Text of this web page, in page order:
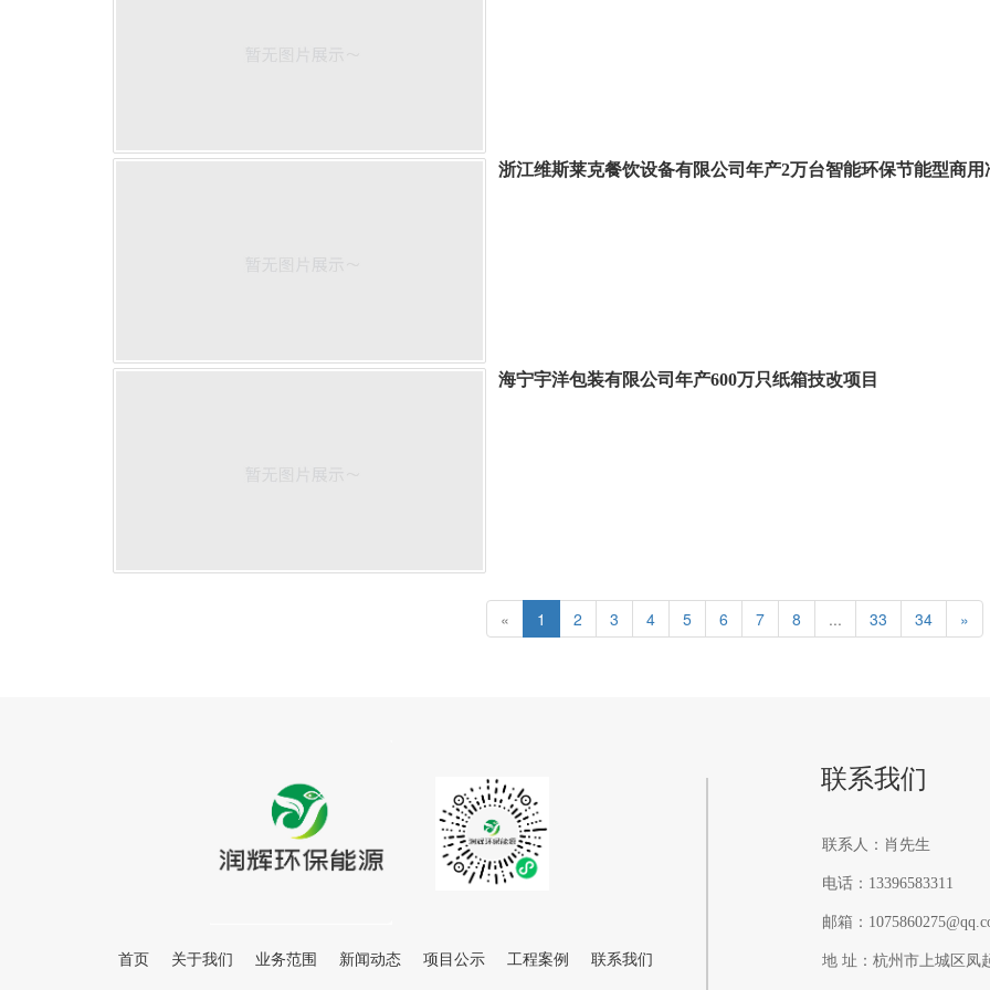
浙江维斯莱克餐饮设备有限公司年产2万台智能环保节能型商用
海宁宇洋包装有限公司年产600万只纸箱技改项目
« 1 2 3 4 5 6 7 8 ... 33 34 »
联系我们
联系人：肖先生
电话：13396583311
邮箱：
地 址：杭州市上城区凤
首页 关于我们 业务范围 新闻动态 项目公示 工程案例 联系我们